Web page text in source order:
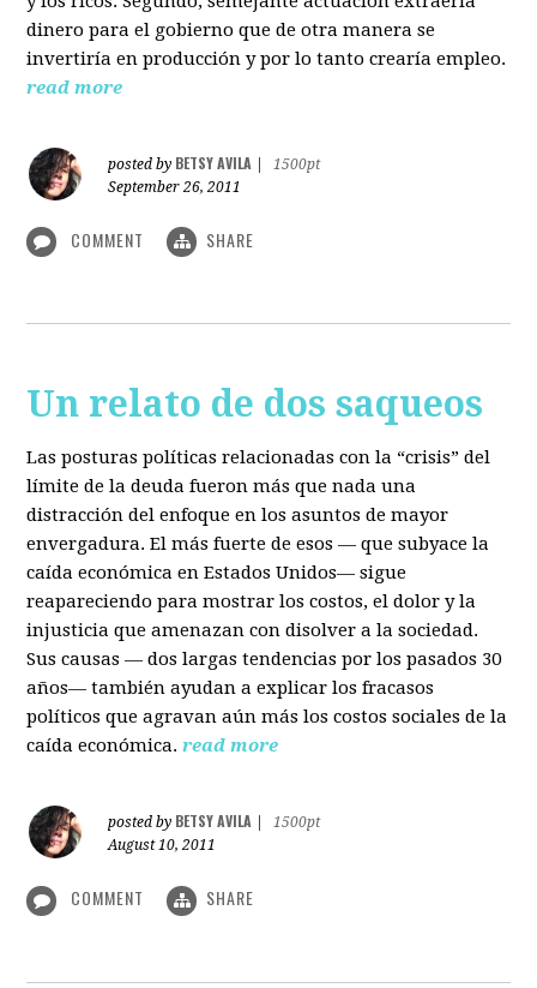
dinero para el gobierno que de otra manera se
invertiría en producción y por lo tanto crearía empleo.
read more
posted by BETSY AVILA
1500pt
September 26, 2011
COMMENT SHARE
Un relato de dos saqueos
Las posturas políticas relacionadas con la “crisis” del
límite de la deuda fueron más que nada una
distracción del enfoque en los asuntos de mayor
envergadura. El más fuerte de esos — que subyace la
caída económica en Estados Unidos— sigue
reapareciendo para mostrar los costos, el dolor y la
injusticia que amenazan con disolver a la sociedad.
Sus causas — dos largas tendencias por los pasados 30
años— también ayudan a explicar los fracasos
políticos que agravan aún más los costos sociales de la
caída económica. read more
posted by BETSY AVILA
1500pt
August 10, 2011
COMMENT SHARE